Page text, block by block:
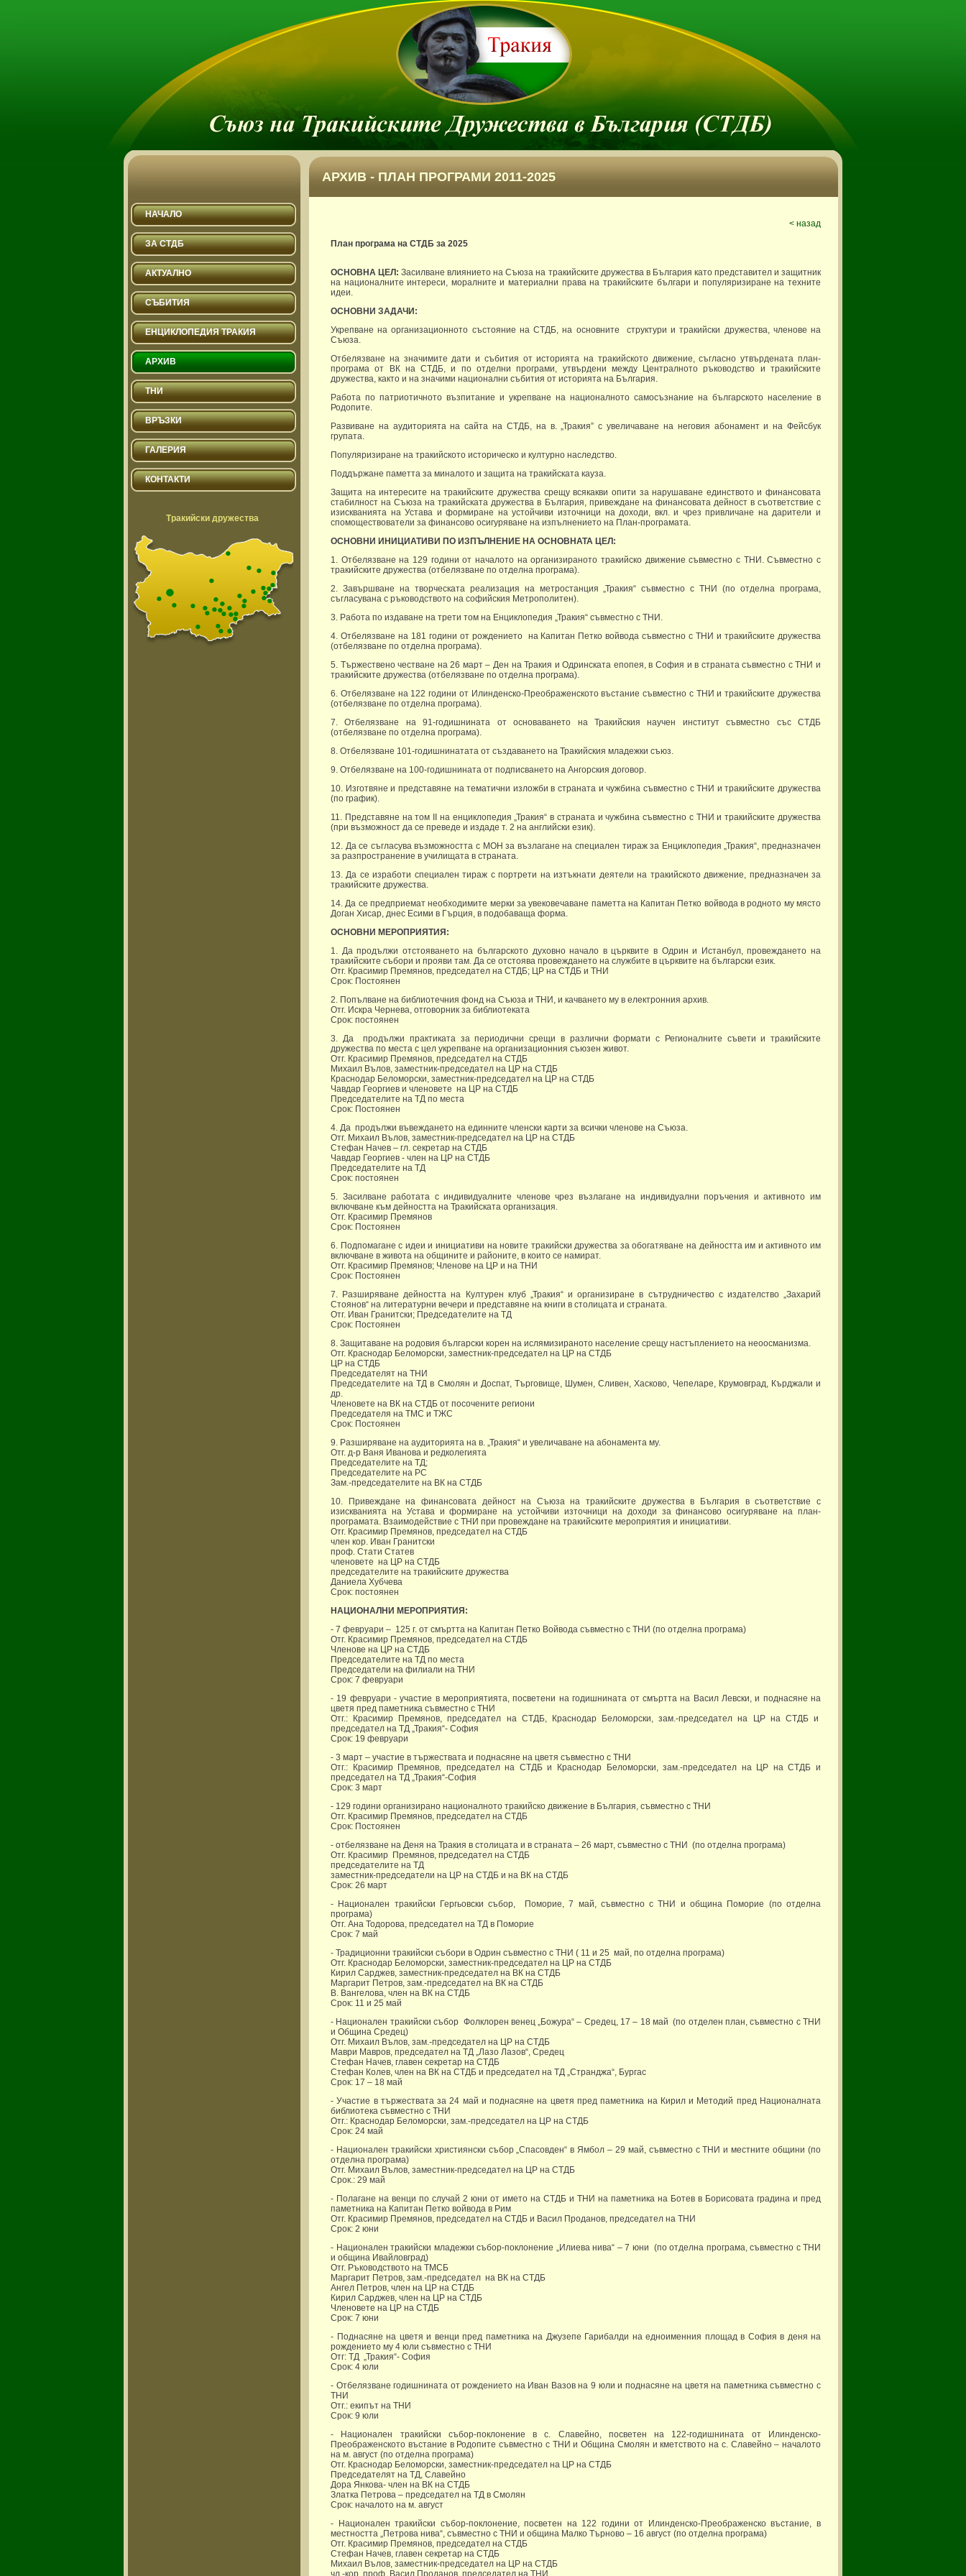
АРХИВ - ПЛАН ПРОГРАМИ 2011-2025
НАЧАЛО
ЗА СТДБ
АКТУАЛНО
СЪБИТИЯ
ЕНЦИКЛОПЕДИЯ ТРАКИЯ
АРХИВ
ТНИ
ВРЪЗКИ
ГАЛЕРИЯ
КОНТАКТИ
Тракийски дружества
< назад
План програма на СТДБ за 2025
ОСНОВНА ЦЕЛ:Засилване влиянието на Съюза на тракийските дружества в България като представител и защитник
на националните интереси, моралните и материални права на тракийските българи и популяризиране на техните
идеи.
ОСНОВНИ ЗАДАЧИ:
Укрепване на организационното състояние на СТДБ, на основните структури и тракийски дружества, членове на
Съюза.
Отбелязване на значимите дати и събития от историята на тракийското движение, съгласно утвърдената план-
програма от ВК на СТДБ, и по отделни програми, утвърдени между Централното ръководство и тракийските
дружества, както и на значими национални събития от историята на България.
Работа по патриотичното възпитание и укрепване на националното самосъзнание на българското население в
Родопите.
Развиване на аудиторията на сайта на СТДБ, на в. „Тракия” с увеличаване на неговия абонамент и на Фейсбук
групата.
Популяризиране на тракийското историческо и културно наследство.
Поддържане паметта за миналото и защита на тракийската кауза.
Защита на интересите на тракийските дружества срещу всякакви опити за нарушаване единството и финансовата
стабилност на Съюза на тракийската дружества в България, привеждане на финансовата дейност в съответствие с
изискванията на Устава и формиране на устойчиви източници на доходи, вкл. и чрез привличане на дарители и
спомоществователи за финансово осигуряване на изпълнението на План-програмата.
ОСНОВНИ ИНИЦИАТИВИ ПО ИЗПЪЛНЕНИЕ НА ОСНОВНАТА ЦЕЛ:
1. Отбелязване на 129 години от началото на организираното тракийско движение съвместно с ТНИ. Съвместно с
тракийските дружества (отбелязване по отделна програма).
2. Завършване на творческата реализация на метростанция „Тракия“ съвместно с ТНИ (по отделна програма,
съгласувана с ръководството на софийския Метрополитен).
3. Работа по издаване на трети том на Енциклопедия „Тракия“ съвместно с ТНИ.
4. Отбелязване на 181 години от рождението на Капитан Петко войвода съвместно с ТНИ и тракийските дружества
(отбелязване по отделна програма).
5. Тържествено честване на 26 март – Ден на Тракия и Одринската епопея, в София и в страната съвместно с ТНИ и
тракийските дружества (отбелязване по отделна програма).
6. Отбелязване на 122 години от Илинденско-Преображенското въстание съвместно с ТНИ и тракийските дружества
(отбелязване по отделна програма).
7. Отбелязване на 91-годишнината от основаването на Тракийския научен институт съвместно със СТДБ
(отбелязване по отделна програма).
8. Отбелязване 101-годишнинатата от създаването на Тракийския младежки съюз.
9. Отбелязване на 100-годишнината от подписването на Ангорския договор.
10. Изготвяне и представяне на тематични изложби в страната и чужбина съвместно с ТНИ и тракийските дружества
(по график).
11. Представяне на том II на енциклопедия „Тракия“ в страната и чужбина съвместно с ТНИ и тракийските дружества
(при възможност да се преведе и издаде т. 2 на английски език).
12. Да се съгласува възможността с МОН за възлагане на специален тираж за Енциклопедия „Тракия“, предназначен
за разпространение в училищата в страната.
13. Да се изработи специален тираж с портрети на изтъкнати деятели на тракийското движение, предназначен за
тракийските дружества.
14. Да се предприемат необходимите мерки за увековечаване паметта на Капитан Петко войвода в родното му място
Доган Хисар, днес Есими в Гърция, в подобаваща форма.
ОСНОВНИ МЕРОПРИЯТИЯ:
1. Да продължи отстояването на българското духовно начало в църквите в Одрин и Истанбул, провеждането на
тракийските събори и прояви там. Да се отстоява провеждането на службите в църквите на български език.
Отг. Красимир Премянов, председател на СТДБ; ЦР на СТДБ и ТНИ
Срок: Постоянен
2. Попълване на библиотечния фонд на Съюза и ТНИ, и качването му в електронния архив.
Отг. Искра Чернева, отговорник за библиотеката
Срок: постоянен
3. Да продължи практиката за периодични срещи в различни формати с Регионалните съвети и тракийските
дружества по места с цел укрепване на организационния съюзен живот.
Отг. Красимир Премянов, председател на СТДБ
Михаил Вълов, заместник-председател на ЦР на СТДБ
Краснодар Беломорски, заместник-председател на ЦР на СТДБ
Чавдар Георгиев и членовете на ЦР на СТДБ
Председателите на ТД по места
Срок: Постоянен
4. Да продължи въвеждането на единните членски карти за всички членове на Съюза.
Отг. Михаил Вълов, заместник-председател на ЦР на СТДБ
Стефан Начев – гл. секретар на СТДБ
Чавдар Георгиев - член на ЦР на СТДБ
Председателите на ТД
Срок: постоянен
5. Засилване работата с индивидуалните членове чрез възлагане на индивидуални поръчения и активното им
включване към дейността на Тракийската организация.
Отг. Красимир Премянов
Срок: Постоянен
6. Подпомагане с идеи и инициативи на новите тракийски дружества за обогатяване на дейността им и активното им
включване в живота на общините и районите, в които се намират.
Отг. Красимир Премянов; Членове на ЦР и на ТНИ
Срок: Постоянен
7. Разширяване дейността на Културен клуб „Тракия“ и организиране в сътрудничество с издателство „Захарий
Стоянов“ на литературни вечери и представяне на книги в столицата и страната.
Отг. Иван Гранитски; Председателите на ТД
Срок: Постоянен
8. Защитаване на родовия български корен на ислямизираното население срещу настъплението на неоосманизма.
Отг. Краснодар Беломорски, заместник-председател на ЦР на СТДБ
ЦР на СТДБ
Председателят на ТНИ
Председателите на ТД в Смолян и Доспат, Търговище, Шумен, Сливен, Хасково, Чепеларе, Крумовград, Кърджали и
др.
Членовете на ВК на СТДБ от посочените региони
Председателя на ТМС и ТЖС
Срок: Постоянен
9. Разширяване на аудиторията на в. „Тракия“ и увеличаване на абонамента му.
Отг. д-р Ваня Иванова и редколегията
Председателите на ТД;
Председателите на РС
Зам.-председателите на ВК на СТДБ
10. Привеждане на финансовата дейност на Съюза на тракийските дружества в България в съответствие с
изискванията на Устава и формиране на устойчиви източници на доходи за финансово осигуряване на план-
програмата. Взаимодействие с ТНИ при провеждане на тракийските мероприятия и инициативи.
Отг. Красимир Премянов, председател на СТДБ
член кор. Иван Гранитски
проф. Стати Статев
членовете на ЦР на СТДБ
председателите на тракийските дружества
Даниела Хубчева
Срок: постоянен
НАЦИОНАЛНИ МЕРОПРИЯТИЯ:
- 7 февруари – 125 г. от смъртта на Капитан Петко Войвода съвместно с ТНИ (по отделна програма)
Отг. Красимир Премянов, председател на СТДБ
Членове на ЦР на СТДБ
Председателите на ТД по места
Председатели на филиали на ТНИ
Срок: 7 февруари
- 19 февруари - участие в мероприятията, посветени на годишнината от смъртта на Васил Левски, и поднасяне на
цветя пред паметника съвместно с ТНИ
Отг.: Красимир Премянов, председател на СТДБ, Краснодар Беломорски, зам.-председател на ЦР на СТДБ и
председател на ТД „Тракия“- София
Срок: 19 февруари
- 3 март – участие в тържествата и поднасяне на цветя съвместно с ТНИ
Отг.: Красимир Премянов, председател на СТДБ и Краснодар Беломорски, зам.-председател на ЦР на СТДБ и
председател на ТД „Тракия“-София
Срок: 3 март
- 129 години организирано националното тракийско движение в България, съвместно с ТНИ
Отг. Красимир Премянов, председател на СТДБ
Срок: Постоянен
- отбелязване на Деня на Тракия в столицата и в страната – 26 март, съвместно с ТНИ (по отделна програма)
Отг. Красимир Премянов, председател на СТДБ
председателите на ТД
заместник-председатели на ЦР на СТДБ и на ВК на СТДБ
Срок: 26 март
- Национален тракийски Гергьовски събор, Поморие, 7 май, съвместно с ТНИ и община Поморие (по отделна
програма)
Отг. Ана Тодорова, председател на ТД в Поморие
Срок: 7 май
- Традиционни тракийски събори в Одрин съвместно с ТНИ ( 11 и 25 май, по отделна програма)
Отг. Краснодар Беломорски, заместник-председател на ЦР на СТДБ
Кирил Сарджев, заместник-председател на ВК на СТДБ
Маргарит Петров, зам.-председател на ВК на СТДБ
В. Вангелова, член на ВК на СТДБ
Срок: 11 и 25 май
- Национален тракийски събор Фолклорен венец „Божура“ – Средец, 17 – 18 май (по отделен план, съвместно с ТНИ
и Община Средец)
Отг. Михаил Вълов, зам.-председател на ЦР на СТДБ
Маври Мавров, председател на ТД „Лазо Лазов“, Средец
Стефан Начев, главен секретар на СТДБ
Стефан Колев, член на ВК на СТДБ и председател на ТД „Странджа“, Бургас
Срок: 17 – 18 май
- Участие в тържествата за 24 май и поднасяне на цветя пред паметника на Кирил и Методий пред Националната
библиотека съвместно с ТНИ
Отг.: Краснодар Беломорски, зам.-председател на ЦР на СТДБ
Срок: 24 май
- Национален тракийски християнски събор „Спасовден“ в Ямбол – 29 май, съвместно с ТНИ и местните общини (по
отделна програма)
Отг. Михаил Вълов, заместник-председател на ЦР на СТДБ
Срок.: 29 май
- Полагане на венци по случай 2 юни от името на СТДБ и ТНИ на паметника на Ботев в Борисовата градина и пред
паметника на Капитан Петко войвода в Рим
Отг. Красимир Премянов, председател на СТДБ и Васил Проданов, председател на ТНИ
Срок: 2 юни
- Национален тракийски младежки събор-поклонение „Илиева нива“ – 7 юни (по отделна програма, съвместно с ТНИ
и община Ивайловград)
Отг. Ръководството на ТМСБ
Маргарит Петров, зам.-председател на ВК на СТДБ
Ангел Петров, член на ЦР на СТДБ
Кирил Сарджев, член на ЦР на СТДБ
Членовете на ЦР на СТДБ
Срок: 7 юни
- Поднасяне на цветя и венци пред паметника на Джузепе Гарибалди на едноименния площад в София в деня на
рождението му 4 юли съвместно с ТНИ
Отг: ТД „Тракия“- София
Срок: 4 юли
- Отбелязване годишнината от рождението на Иван Вазов на 9 юли и поднасяне на цветя на паметника съвместно с
ТНИ
Отг.: екипът на ТНИ
Срок: 9 юли
- Национален тракийски събор-поклонение в с. Славейно, посветен на 122-годишнината от Илинденско-
Преображенското въстание в Родопите съвместно с ТНИ и Община Смолян и кметството на с. Славейно – началото
на м. август (по отделна програма)
Отг. Краснодар Беломорски, заместник-председател на ЦР на СТДБ
Председателят на ТД, Славейно
Дора Янкова- член на ВК на СТДБ
Златка Петрова – председател на ТД в Смолян
Срок: началото на м. август
- Национален тракийски събор-поклонение, посветен на 122 години от Илинденско-Преображенско въстание, в
местността „Петрова нива“, съвместно с ТНИ и община Малко Търново – 16 август (по отделна програма)
Отг. Красимир Премянов, председател на СТДБ
Стефан Начев, главен секретар на СТДБ
Михаил Вълов, заместник-председател на ЦР на СТДБ
чл.-кор. проф. Васил Проданов, председател на ТНИ